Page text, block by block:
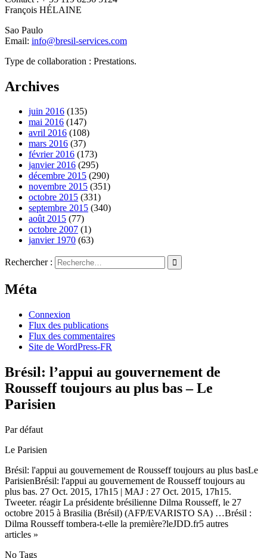
François HÉLAINE
Sao Paulo
Email: info@bresil-services.com
Type de collaboration : Prestations.
Archives
juin 2016 (135)
mai 2016 (147)
avril 2016 (108)
mars 2016 (37)
février 2016 (173)
janvier 2016 (295)
décembre 2015 (290)
novembre 2015 (351)
octobre 2015 (331)
septembre 2015 (340)
août 2015 (77)
octobre 2007 (1)
janvier 1970 (63)
Rechercher :
Méta
Connexion
Flux des publications
Flux des commentaires
Site de WordPress-FR
Brésil: l’appui au gouvernement de
Rousseff toujours au plus bas – Le
Parisien
Par défaut
Le Parisien
Brésil: l'appui au gouvernement de Rousseff toujours au plus basLe
ParisienBrésil: l'appui au gouvernement de Rousseff toujours au
plus bas. 27 Oct. 2015, 17h15 | MAJ : 27 Oct. 2015, 17h15.
Tweeter. réagir La présidente brésilienne Dilma Rousseff, le 27
octobre 2015 à Brasilia (Brésil) (AFP/EVARISTO SA) …Brésil :
Dilma Rousseff tombera-t-elle la première?leJDD.fr5 autres
articles »
No Tags